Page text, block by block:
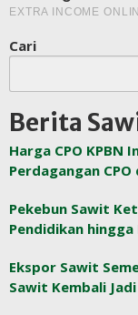
Cari
Berita
Harga CPO KPBN
Perdagangan
Pekebun Sawit
Pendidikan
Ekspor Sawit
Sawit Kembali